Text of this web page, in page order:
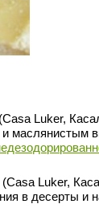
(Casa Luker,
(Casa Luker,
в десерты и